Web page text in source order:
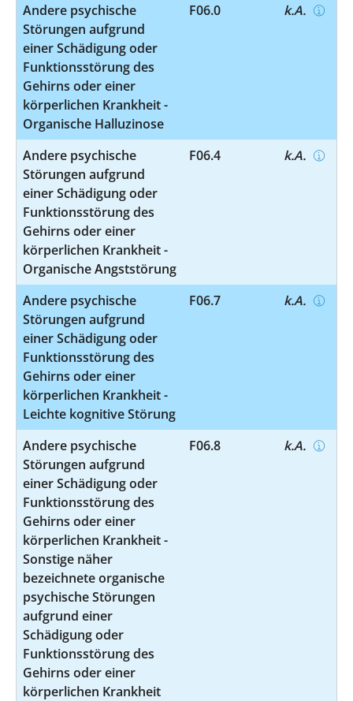
Andere psychische
Störungen aufgrund
einer Schädigung oder
Funktionsstörung des
Gehirns oder einer
körperlichen Krankheit -
Organische Halluzinose
F06.0 k.A.
Andere psychische
Störungen aufgrund
einer Schädigung oder
Funktionsstörung des
Gehirns oder einer
körperlichen Krankheit -
Organische Angststörung
F06.4 k.A.
Andere psychische
Störungen aufgrund
einer Schädigung oder
Funktionsstörung des
Gehirns oder einer
körperlichen Krankheit -
Leichte kognitive Störung
F06.7 k.A.
Andere psychische
Störungen aufgrund
einer Schädigung oder
Funktionsstörung des
Gehirns oder einer
körperlichen Krankheit -
Sonstige näher
bezeichnete organische
psychische Störungen
aufgrund einer
Schädigung oder
Funktionsstörung des
Gehirns oder einer
körperlichen Krankheit
F06.8 k.A.